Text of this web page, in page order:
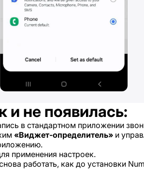
и не появилась:
в стандартном приложении
«Виджет-определитель» и
применения настроек.
работать, как до установки